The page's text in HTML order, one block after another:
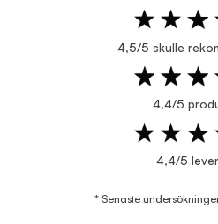
4,5/5 skulle
4,4/5
4,4/5
* Senaste